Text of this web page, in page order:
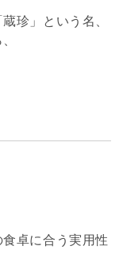
珍」という名、
卓に合う実用性